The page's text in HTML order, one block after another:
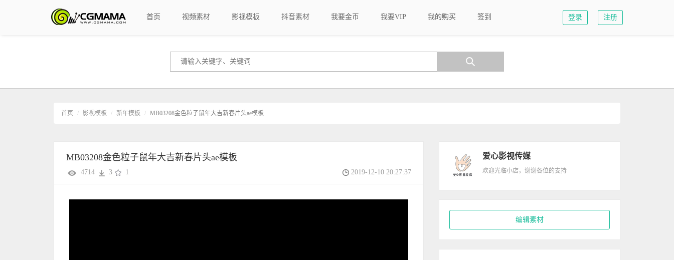
首页 视频素材 影视模板 抖音素材 我要金币 我要VIP 我的购买 签到 注册
登录
首页 影视模板 新年模板 MB03208金色粒子鼠年大吉新春片头ae模板
MB03208金色粒子鼠年大吉新春片头ae模板
4714 3 1 2019-12-10 20:27:37
爱心影视传媒
欢迎光临小店，谢谢各位的支持
编辑素材